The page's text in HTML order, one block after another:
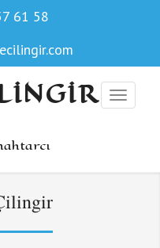
61 58